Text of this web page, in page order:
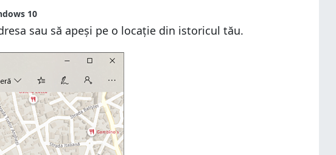
10
sau să apeși pe o locație din istoricul tău.